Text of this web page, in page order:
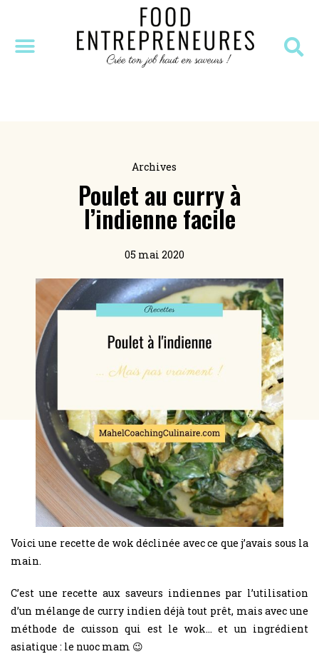
Archives
Poulet au curry à
l’indienne facile
05 mai 2020
Voici une recette de wok déclinée avec ce que j’avais sous la
main.
C’est une recette aux saveurs indiennes par l’utilisation
d’un mélange de curry indien déjà tout prêt, mais avec une
méthode de cuisson qui est le wok… et un ingrédient
asiatique : le nuoc mam 😉